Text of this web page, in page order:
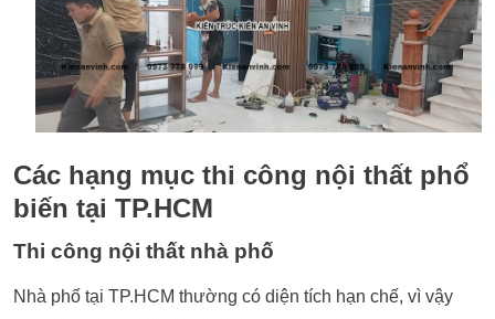
Các hạng mục thi công nội thất phổ
biến tại TP.HCM
Thi công nội thất nhà phố
Nhà phố tại TP.HCM thường có diện tích hạn chế, vì vậy